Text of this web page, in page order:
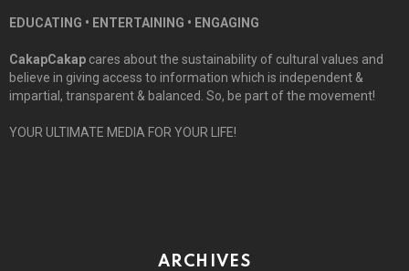
EDUCATING • ENTERTAINING • ENGAGING
CakapCakap cares about the sustainability of cultural values and
believe in giving access to information which is independent &
impartial, transparent & balanced. So, be part of the movement!
YOUR ULTIMATE MEDIA FOR YOUR LIFE!
ARCHIVES